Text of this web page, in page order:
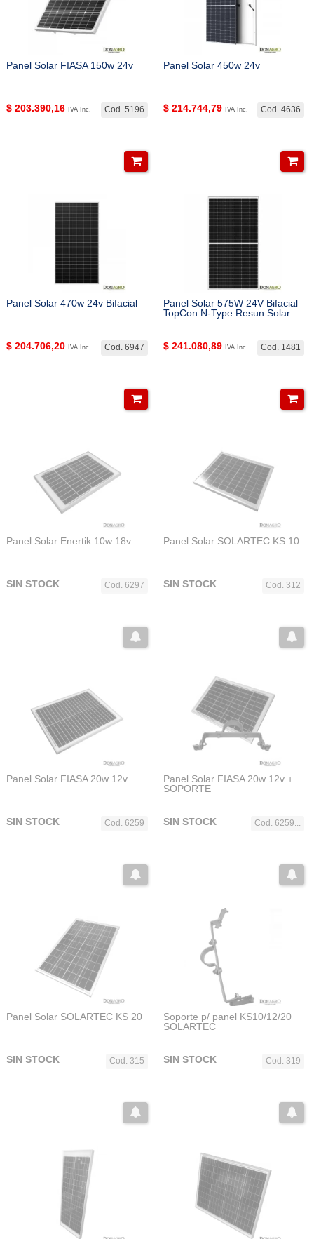
Panel Solar FIASA 150w 24v
Cod. 5196
$ 203.390,16 IVA Inc.
Panel Solar 450w 24v
Cod. 4636
$ 214.744,79 IVA Inc.
Panel Solar 470w 24v Bifacial
Cod. 6947
$ 204.706,20 IVA Inc.
Panel Solar 575W 24V Bifacial
TopCon N-Type Resun Solar
Cod. 1481
$ 241.080,89 IVA Inc.
Panel Solar Enertik 10w 18v
Cod. 6297
SIN STOCK
Panel Solar SOLARTEC KS 10
Cod. 312
SIN STOCK
Panel Solar FIASA 20w 12v
Cod. 6259
SIN STOCK
Panel Solar FIASA 20w 12v +
SOPORTE
Cod. 6259...
SIN STOCK
Panel Solar SOLARTEC KS 20
Cod. 315
SIN STOCK
Soporte p/ panel KS10/12/20
SOLARTEC
Cod. 319
SIN STOCK